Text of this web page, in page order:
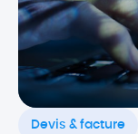
Devis & facture